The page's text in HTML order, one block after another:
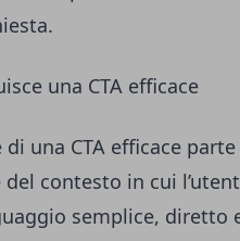
una CTA efficace
una CTA efficace
contesto in cui
semplice, diretto